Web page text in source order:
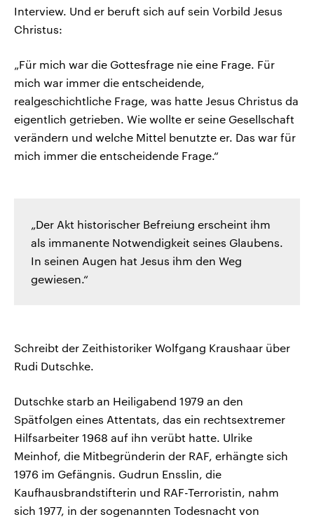
Interview. Und er beruft sich auf sein Vorbild Jesus
Christus:
„Für mich war die Gottesfrage nie eine Frage. Für
mich war immer die entscheidende,
realgeschichtliche Frage, was hatte Jesus Christus da
eigentlich getrieben. Wie wollte er seine Gesellschaft
verändern und welche Mittel benutzte er. Das war für
mich immer die entscheidende Frage.“
„Der Akt historischer Befreiung erscheint ihm
als immanente Notwendigkeit seines Glaubens.
In seinen Augen hat Jesus ihm den Weg
gewiesen.“
Schreibt der Zeithistoriker Wolfgang Kraushaar über
Rudi Dutschke.
Dutschke starb an Heiligabend 1979 an den
Spätfolgen eines Attentats, das ein rechtsextremer
Hilfsarbeiter 1968 auf ihn verübt hatte. Ulrike
Meinhof, die Mitbegründerin der RAF, erhängte sich
1976 im Gefängnis. Gudrun Ensslin, die
Kaufhausbrandstifterin und RAF-Terroristin, nahm
sich 1977, in der sogenannten Todesnacht von